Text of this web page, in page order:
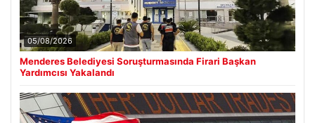
05/08/2026
Menderes Belediyesi Soruşturmasında Firari Başkan
Yardımcısı Yakalandı